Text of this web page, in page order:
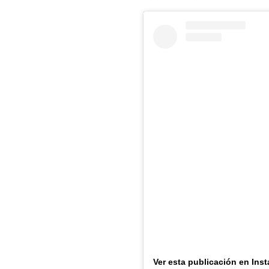
Ver esta publicación en